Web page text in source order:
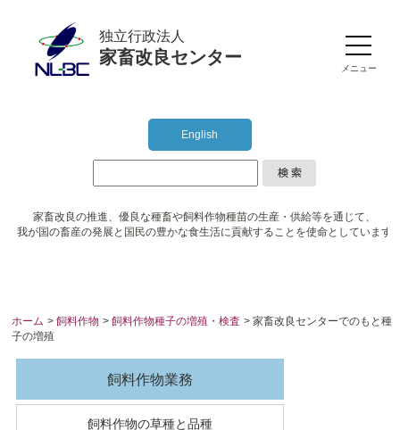
独立行政法人
家畜改良センター
メニュー
English
家畜改良の推進、優良な種畜や飼料作物種苗の生産・供給等を通じて、
我が国の畜産の発展と国民の豊かな食生活に貢献することを使命としています
ホーム >飼料作物 >飼料作物種子の増殖・検査 > 家畜改良センターでのもと種
子の増殖
飼料作物業務
飼料作物の草種と品種